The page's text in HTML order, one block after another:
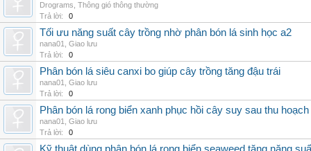
Drograms Thông gió thông thường
Trả lời:
0
Tối ưu năng suất cây trồng nhờ phân bón lá sinh học a2
nana01
Giao lưu
Trả lời:
0
Phân bón lá siêu canxi bo giúp cây trồng tăng đậu trái
nana01
Giao lưu
Trả lời:
0
Phân bón lá rong biển xanh phục hồi cây suy sau thu hoạch
nana01
Giao lưu
Trả lời:
0